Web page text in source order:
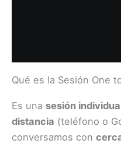
Qué es la Sesión One
Es una sesión
distancia (teléfono o
conversamos con